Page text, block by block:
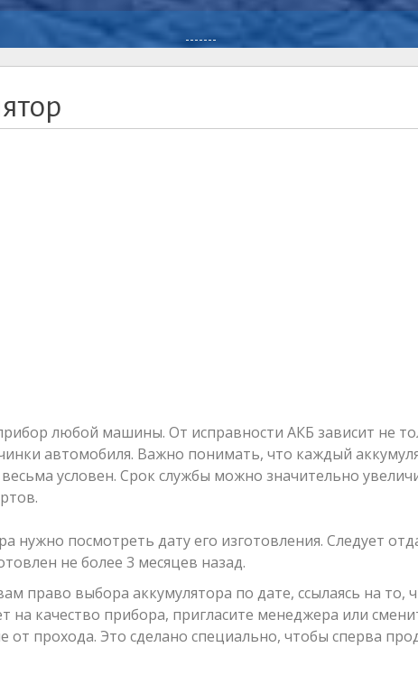
-------
любой машины. От исправности АКБ зависит не
автомобиля. Важно понимать, что каждый
условен. Срок службы можно значительно
нужно посмотреть дату его изготовления. Следует
не более 3 месяцев назад.
право выбора аккумулятора по дате, ссылаясь на то,
на качество прибора, пригласите менеджера или
от прохода. Это сделано специально, чтобы сперва